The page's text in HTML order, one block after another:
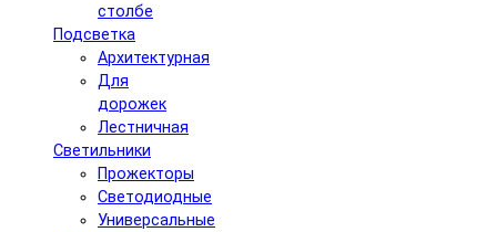
столбе
Подсветка
Архитектурная
Для
дорожек
Лестничная
Светильники
Прожекторы
Светодиодные
Универсальные